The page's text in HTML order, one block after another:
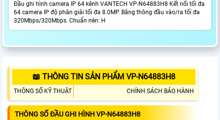
Đầu ghi hình camera IP 64 kênh VANTECH VP-N64883H8 Kết nối tối đa
64 camera IP độ phân giải tối đa 8.0MP. Băng thông đầu vào/ra tối đa
320Mbps/320Mbps. Chuẩn nén: H
📖 THÔNG TIN SẢN PHẨM VP-N64883H8
THÔNG SỐ KỸ THUẬT CHÍNH SÁCH BẢO HÀNH
THÔNG SỐ ĐẦU GHI HÌNH VP-N64883H8